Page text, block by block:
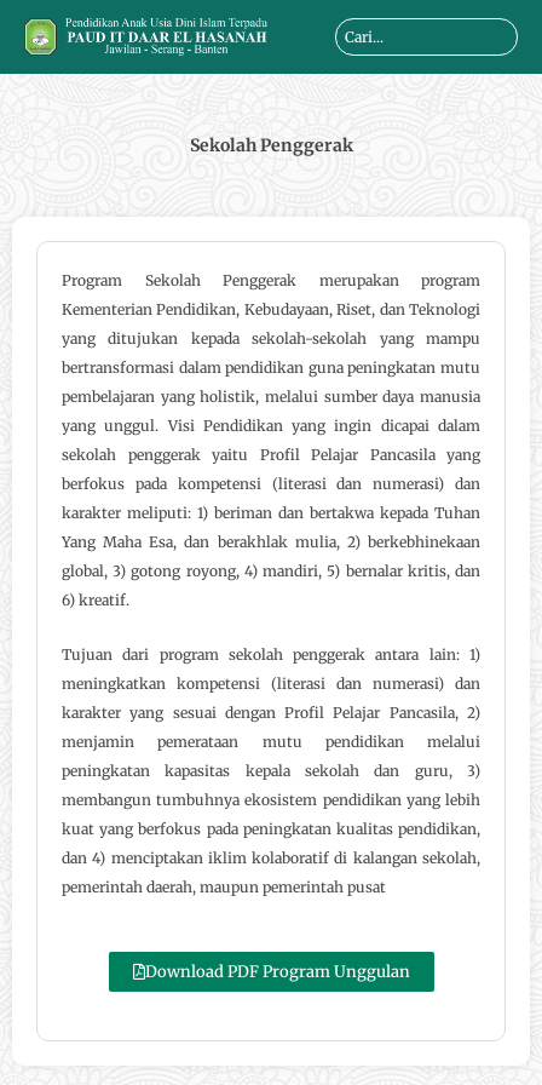
content
Search
Sekolah Penggerak
Program Sekolah Penggerak merupakan program
Kementerian Pendidikan, Kebudayaan, Riset, dan Teknologi
yang ditujukan kepada sekolah-sekolah yang mampu
bertransformasi dalam pendidikan guna peningkatan mutu
pembelajaran yang holistik, melalui sumber daya manusia
yang unggul. Visi Pendidikan yang ingin dicapai dalam
sekolah penggerak yaitu Profil Pelajar Pancasila yang
berfokus pada kompetensi (literasi dan numerasi) dan
karakter meliputi: 1) beriman dan bertakwa kepada Tuhan
Yang Maha Esa, dan berakhlak mulia, 2) berkebhinekaan
global, 3) gotong royong, 4) mandiri, 5) bernalar kritis, dan
6) kreatif.
Tujuan dari program sekolah penggerak antara lain: 1)
meningkatkan kompetensi (literasi dan numerasi) dan
karakter yang sesuai dengan Profil Pelajar Pancasila, 2)
menjamin pemerataan mutu pendidikan melalui
peningkatan kapasitas kepala sekolah dan guru, 3)
membangun tumbuhnya ekosistem pendidikan yang lebih
kuat yang berfokus pada peningkatan kualitas pendidikan,
dan 4) menciptakan iklim kolaboratif di kalangan sekolah,
pemerintah daerah, maupun pemerintah pusat
Download PDF Program Unggulan